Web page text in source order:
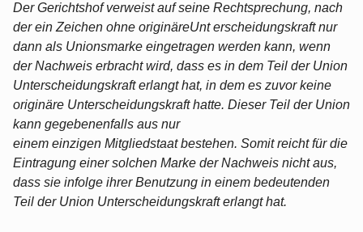
Der Gerichtshof verweist auf seine Rechtsprechung, nach
der ein Zeichen ohne originäreUnt erscheidungskraft nur
dann als Unionsmarke eingetragen werden kann, wenn
der Nachweis erbracht wird, dass es in dem Teil der Union
Unterscheidungskraft erlangt hat, in dem es zuvor keine
originäre Unterscheidungskraft hatte. Dieser Teil der Union
kann gegebenenfalls aus nur
einem einzigen Mitgliedstaat bestehen. Somit reicht für die
Eintragung einer solchen Marke der Nachweis nicht aus,
dass sie infolge ihrer Benutzung in einem bedeutenden
Teil der Union Unterscheidungskraft erlangt hat.